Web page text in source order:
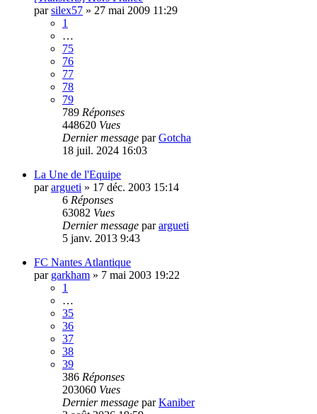
parsilex57 » 27 mai 2009 11:29
1
…
75
76
77
78
79
789 Réponses
448620 Vues
Dernier message parGotcha
18 juil. 2024 16:03
La Une de l'Equipe
parargueti » 17 déc. 2003 15:14
6 Réponses
63082 Vues
Dernier message parargueti
5 janv. 2013 9:43
FC Nantes Atlantique
par garkham » 7 mai 2003 19:22
1
…
35
36
37
38
39
386 Réponses
203060 Vues
Dernier message parKaniber